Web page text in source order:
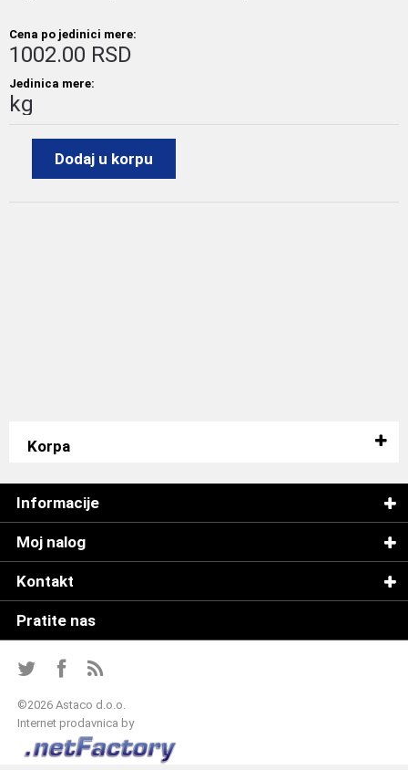
Cena po jedinici mere:
1002.00 RSD
Jedinica mere:
kg
Dodaj u korpu
Korpa
Informacije
Moj nalog
Kontakt
Pratite nas
©2026 Astaco d.o.o.
Internet prodavnica by